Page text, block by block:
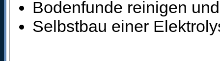
Bodenfunde reinigen
Selbstbau einer